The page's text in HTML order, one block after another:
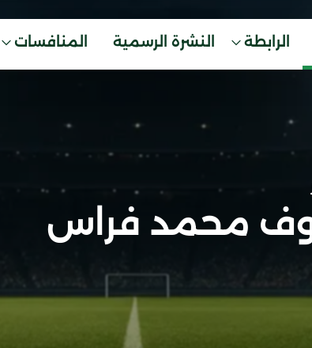
الرابطة النشرة الرسمية المنافسات
محمد فراس